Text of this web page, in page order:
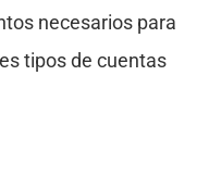
necesarios para
tipos de cuentas